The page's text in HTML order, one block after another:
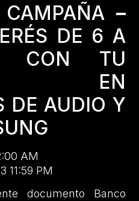
–
DE 6 A
CON TU
EN
DE AUDIO Y
AM
11:59 PM
documento Banco